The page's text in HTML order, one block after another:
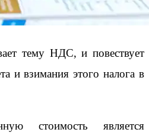
и взимания этого налога в
стоимость является